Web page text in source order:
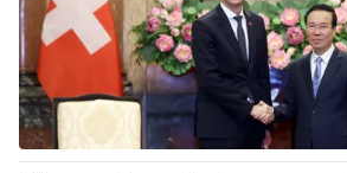
Cơ quan chủ quản:Đài Truyền hình Việt
Cơ quan báo chí:Thời báo VTV
Giấy phép hoạt động báo in và báo điện
cấp ngày 29/12/2023
Tổng Biên tập:Vũ Thanh Thủy